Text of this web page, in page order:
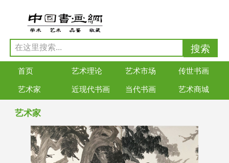
首页 艺术理论 艺术市场 传世书画
艺术家 近现代书画 当代书画 艺术商城
艺术家